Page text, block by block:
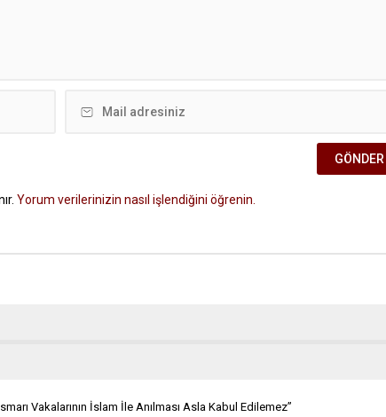
Yorum verilerinizin nasıl işlendiğini öğrenin.
Vakalarının İslam İle Anılması Asla Kabul Edilemez”